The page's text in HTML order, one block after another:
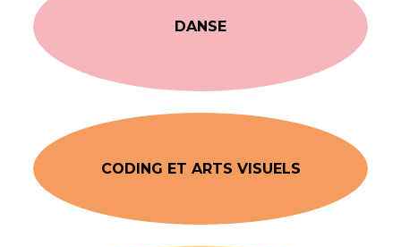
DANSE
CODING ET ARTS VISUELS